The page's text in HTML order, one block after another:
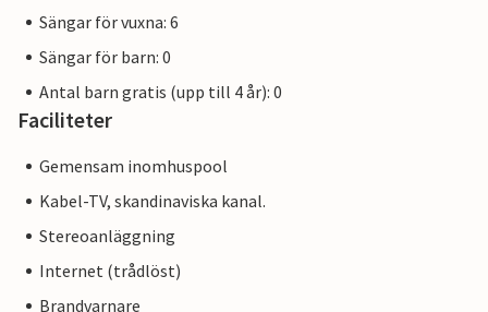
Sängar för vuxna: 6
Sängar för barn: 0
Antal barn gratis (upp till 4 år): 0
Faciliteter
Gemensam inomhuspool
Kabel-TV, skandinaviska kanal.
Stereoanläggning
Internet (trådlöst)
Brandvarnare